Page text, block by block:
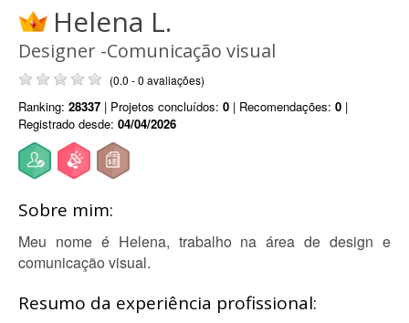
Helena L.
Designer -Comunicação visual
(0.0 - 0 avaliações)
Ranking: 28337 | Projetos concluídos: 0 | Recomendações: 0 |
Registrado desde: 04/04/2026
Sobre mim:
Meu nome é Helena, trabalho na área de design e
comunicação visual.
Resumo da experiência profissional: